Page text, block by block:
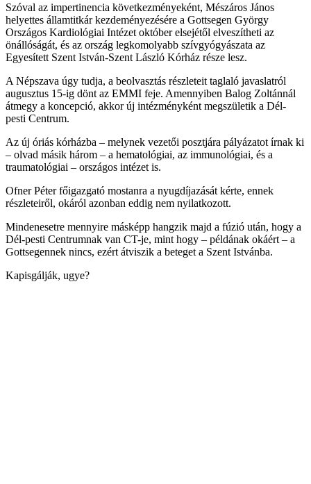
Szóval az impertinencia következményeként, Mészáros János
helyettes államtitkár kezdeményezésére a Gottsegen György
Országos Kardiológiai Intézet október elsejétől elveszítheti az
önállóságát, és az ország legkomolyabb szívgyógyászata az
Egyesített Szent István-Szent László Kórház része lesz.
A Népszava úgy tudja, a beolvasztás részleteit taglaló javaslatról
augusztus 15-ig dönt az EMMI feje. Amennyiben Balog Zoltánnál
átmegy a koncepció, akkor új intézményként megszületik a Dél-
pesti Centrum.
Az új óriás kórházba – melynek vezetői posztjára pályázatot írnak ki
– olvad másik három – a hematológiai, az immunológiai, és a
traumatológiai – országos intézet is.
Ofner Péter főigazgató mostanra a nyugdíjazását kérte, ennek
részleteiről, okáról azonban eddig nem nyilatkozott.
Mindenesetre mennyire másképp hangzik majd a fúzió után, hogy a
Dél-pesti Centrumnak van CT-je, mint hogy – példának okáért – a
Gottsegennek nincs, ezért átviszik a beteget a Szent Istvánba.
Kapisgálják, ugye?